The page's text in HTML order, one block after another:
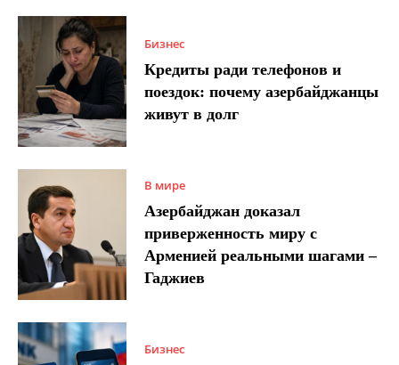
Бизнес
Кредиты ради телефонов и
поездок: почему азербайджанцы
живут в долг
В мире
Азербайджан доказал
приверженность миру с
Арменией реальными шагами –
Гаджиев
Бизнес